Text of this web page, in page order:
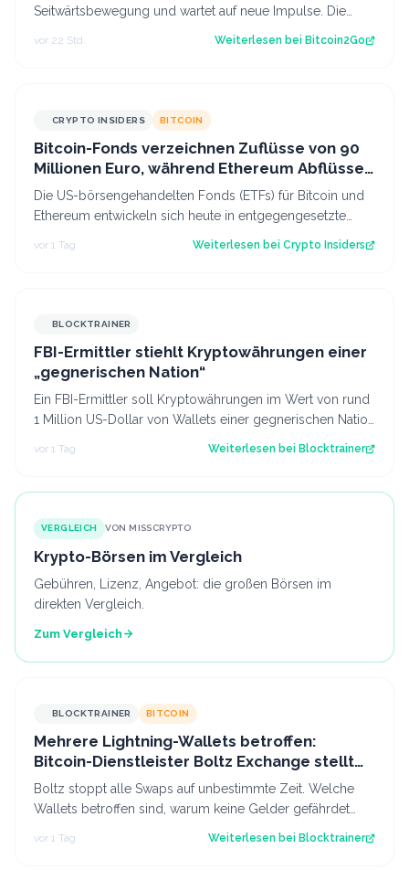
Seitwärtsbewegung und wartet auf neue Impulse. Die
aktuelle Chartstruktur deutet auf eine bevorsteh…
vor 22 Std. Weiterlesen bei Bitcoin2Go
CRYPTO INSIDERS BITCOIN
Bitcoin-Fonds verzeichnen Zuflüsse von 90
Millionen Euro, während Ethereum Abflüsse
hinnehmen muss
Die US-börsengehandelten Fonds (ETFs) für Bitcoin und
Ethereum entwickeln sich heute in entgegengesetzte
vor 1 Tag Weiterlesen bei Crypto Insiders
BLOCKTRAINER
FBI-Ermittler stiehlt Kryptowährungen einer
„gegnerischen Nation“
Ein FBI-Ermittler soll Kryptowährungen im Wert von rund
1 Million US-Dollar von Wallets einer gegnerischen Nation
vor 1 Tag Weiterlesen bei Blocktrainer
VERGLEICH VON MISSCRYPTO
Krypto-Börsen im Vergleich
Gebühren, Lizenz, Angebot: die großen Börsen im
direkten Vergleich.
Zum Vergleich
BLOCKTRAINER BITCOIN
Mehrere Lightning-Wallets betroffen:
Bitcoin-Dienstleister Boltz Exchange stellt
Swap-Service ein
Boltz stoppt alle Swaps auf unbestimmte Zeit. Welche
Wallets betroffen sind, warum keine Gelder gefährdet
vor 1 Tag Weiterlesen bei Blocktrainer